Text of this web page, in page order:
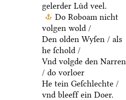
gelerder Luͤd veel.
Do Roboam nicht
volgen wold /
Den olden Wyſen / als
he ſchold /
Vnd volgde den Narren
/ do vorloer
He tein Geſchlechte /
vnd bleeff ein Doer.